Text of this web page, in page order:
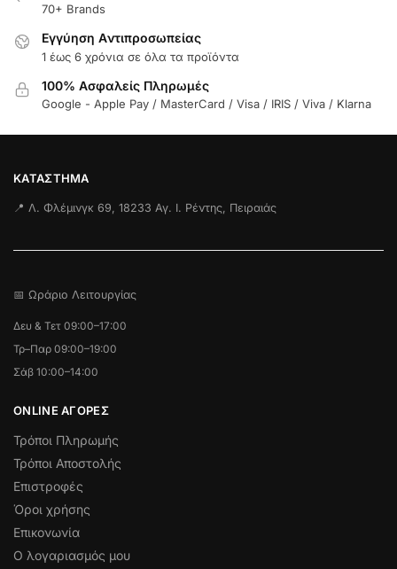
70+ Brands
Εγγύηση Aντιπροσωπείας
1 έως 6 χρόνια σε όλα τα προϊόντα
100% Ασφαλείς Πληρωμές
Google - Apple Pay / MasterCard / Visa / IRIS / Viva / Klarna
ΚΑΤΆΣΤΗΜΑ
📍 Λ. Φλέμινγκ 69, 18233 Αγ. Ι. Ρέντης, Πειραιάς
📅 Ωράριο Λειτουργίας
Δευ & Τετ 09:00–17:00
Τρ–Παρ 09:00–19:00
Σάβ 10:00–14:00
ONLINE ΑΓΟΡΕΣ
Τρόποι Πληρωμής
Τρόποι Αποστολής
Επιστροφές
Όροι χρήσης
Επικονωνία
Ο λογαριασμός μου